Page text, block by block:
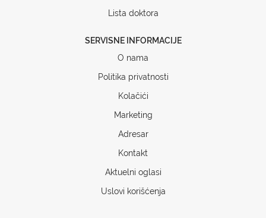
Lista doktora
SERVISNE INFORMACIJE
O nama
Politika privatnosti
Kolačići
Marketing
Adresar
Kontakt
Aktuelni oglasi
Uslovi korišćenja